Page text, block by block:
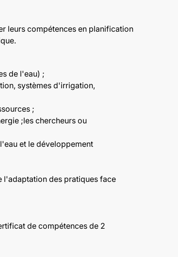
leurs compétences en planification
de l'eau) ;
systèmes d'irrigation,
;
;les chercheurs ou
et le développement
l'adaptation des pratiques face
de compétences de 2